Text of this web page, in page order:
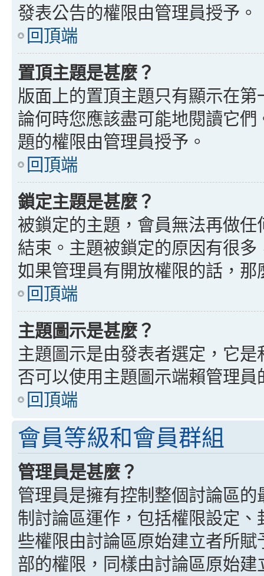
發表公告的權限由管理員授予。
回頂端
置頂主題是甚麼？
版面上的置頂主題只有顯示在
論何時您應該盡可能地閱讀它
題的權限由管理員授予。
回頂端
鎖定主題是甚麼？
被鎖定的主題，會員無法再做
結束。主題被鎖定的原因有很
如果管理員有開放權限的話，
回頂端
主題圖示是甚麼？
主題圖示是由發表者選定，它
否可以使用主題圖示端賴管理員
回頂端
會員等級和會員群組
管理員是甚麼？
管理員是擁有控制整個討論區
制討論區運作，包括權限設定
些權限由討論區原始建立者所
部的權限，同樣由討論區原始建